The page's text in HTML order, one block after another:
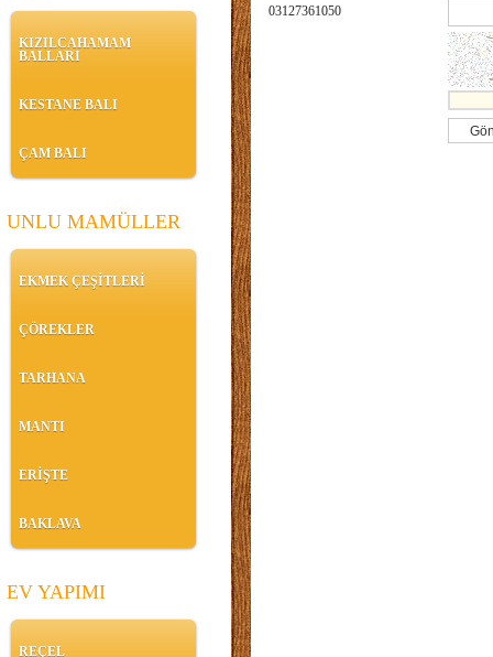
KIZILCAHAMAM
BALLARI
KESTANE BALI
ÇAM BALI
UNLU MAMÜLLER
EKMEK ÇEŞİTLERİ
ÇÖREKLER
TARHANA
MANTI
ERİŞTE
BAKLAVA
EV YAPIMI
REÇEL
03127361050